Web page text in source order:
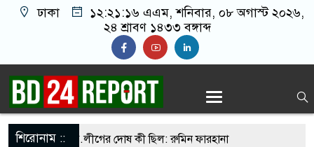
ঢাকা ১২:২১:১৭ এএম, শনিবার, ০৮ অগাস্ট ২০২৬,
২৪ শ্রাবণ ১৪৩৩ বঙ্গাব্দ
শিরোনাম ::
তাহলে আ.লীগের দোষ কী ছিল: রুমিন ফারহানা